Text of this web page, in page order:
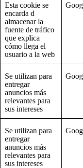
Esta cookie se
encarda d
almacenar la
fuente de tráfico
que explica
cómo llega el
usuario a la web
Se utilizan para
entregar
anuncios más
relevantes para
sus intereses
Se utilizan para
entregar
anuncios más
relevantes para
sus intereses